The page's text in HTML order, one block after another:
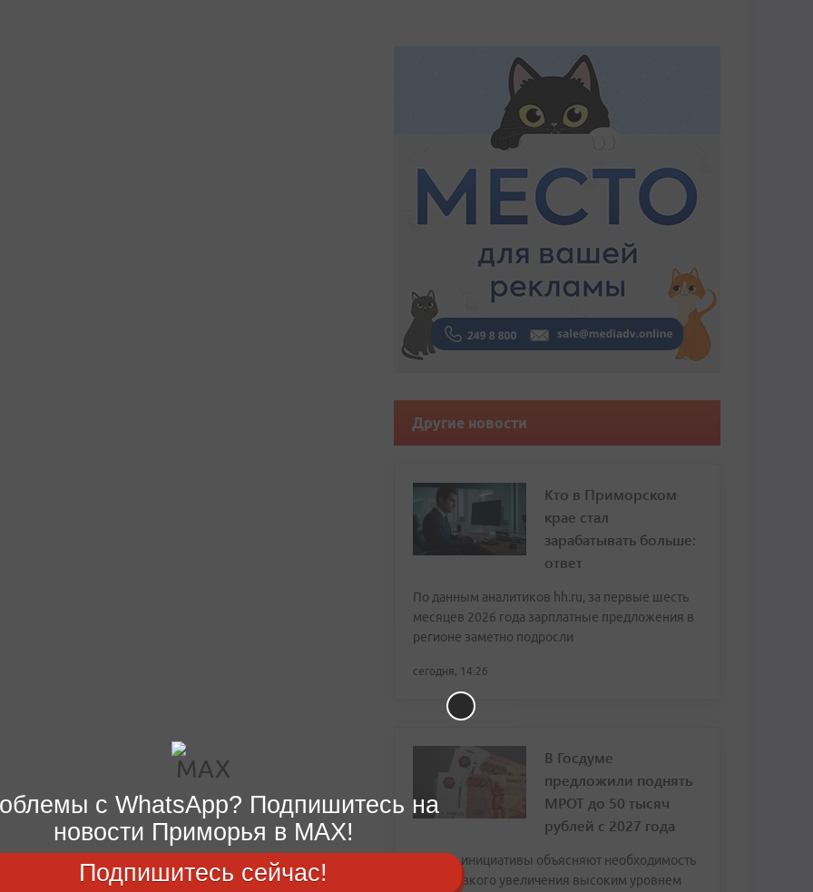
Другие новости
Кто в Приморском
крае стал
зарабатывать больше:
ответ
По данным аналитиков hh.ru, за первые шесть
месяцев 2026 года зарплатные предложения в
регионе заметно подросли
сегодня, 14:26
В Госдуме
предложили поднять
МРОТ до 50 тысяч
рублей с 2027 года
Авторы инициативы объясняют необходимость
столь резкого увеличения высоким уровнем
с WhatsApp? Подпишитесь на
новости Приморья в MAX!
Подпишитесь сейчас!